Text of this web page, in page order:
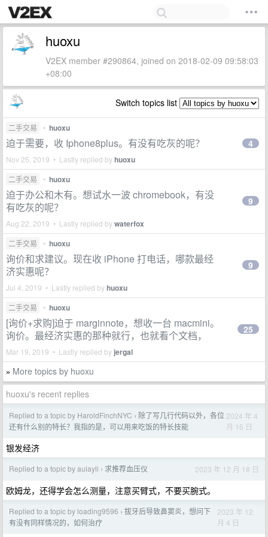
huoxu
V2EX member #290864, joined on 2018-02-09 09:58:03
+08:00
Switch topics list
二手交易 • huoxu
迫于需要，收 Iphone8plus。有没有吃灰的呢？
Nov 25, 2019 • Lastly replied byhuoxu
4
二手交易 • huoxu
迫于办公和木有。想试水一波 chromebook，有没
有吃灰的呢？
Aug 22, 2019 • Lastly replied bywaterfox
9
二手交易 • huoxu
询价和求建议。现在收 iPhone 打电话，哪款最经
济实惠呢？
Jul 4, 2019 • Lastly replied byhuoxu
9
二手交易 • huoxu
[询价+求购]迫于 marginnote，想收一台 macmini。
询价。最经济实惠的那种就行，也就看个文档，
Mar 19, 2019 • Lastly replied by jergal
25
» More topics by huoxu
huoxu's recent replies
Replied to a topic by HaroldFinchNYC › 除了写几行代码以外，各位
还有什么别的特长？我指的是，可以用来吃饭的特长技能
2024 年 4
月 16 日
银发经济
Replied to a topic by aulayli › 求推荐血压仪 2023 年 12 月 18 日
欧姆龙，还得学会怎么测量，注意买臂式，不要买腕式。
Replied to a topic by loading9596 › 拔牙后导致鼻窦炎，想问下
有没有同样情况的，如何治疗
2023 年 12
月 4 日